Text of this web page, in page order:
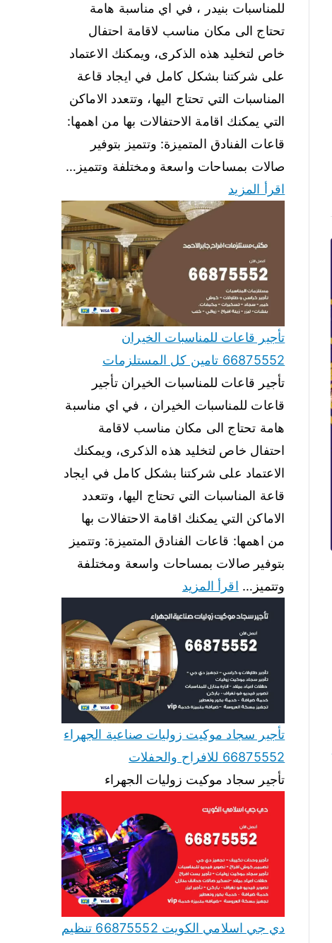
للمناسبات بنيدر ، في اي مناسبة هامة
تحتاج الى مكان مناسب لاقامة احتفال
خاص لتخليد هذه الذكرى، ويمكنك الاعتماد
على شركتنا بشكل كامل في ايجاد قاعة
المناسبات التي تحتاج اليها، وتتعدد الاماكن
التي يمكنك اقامة الاحتفالات بها من اهمها:
قاعات الفنادق المتميزة: وتتميز بتوفير
صالات بمساحات واسعة ومختلفة وتتميز…
اقرأ المزيد
تأجير قاعات للمناسبات الخيران
66875552 تامين كل المستلزمات
تأجير قاعات للمناسبات الخيران تأجير
قاعات للمناسبات الخيران ، في اي مناسبة
هامة تحتاج الى مكان مناسب لاقامة
احتفال خاص لتخليد هذه الذكرى، ويمكنك
الاعتماد على شركتنا بشكل كامل في ايجاد
قاعة المناسبات التي تحتاج اليها، وتتعدد
الاماكن التي يمكنك اقامة الاحتفالات بها
من اهمها: قاعات الفنادق المتميزة: وتتميز
بتوفير صالات بمساحات واسعة ومختلفة
وتتميز… اقرأ المزيد
تأجير سجاد موكيت زوليات صناعية الجهراء
66875552 للافراح والحفلات
تأجير سجاد موكيت زوليات الجهراء
دي جي اسلامي الكويت 66875552 تنظيم